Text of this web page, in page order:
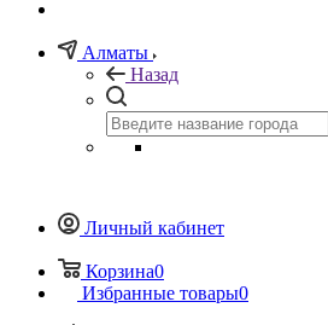
Алматы
Назад
Личный кабинет
Корзина0
Избранные товары0